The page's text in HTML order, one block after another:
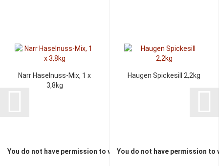
Narr Haselnuss-Mix, 1 x
3,8kg
You do not have permission to view the prices
Haugen Spickesill 2,2kg
You do not have permission to